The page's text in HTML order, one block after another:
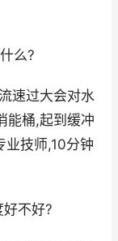
么?
速过大会对水
能桶,起到缓冲
业技师,10分钟
不好?